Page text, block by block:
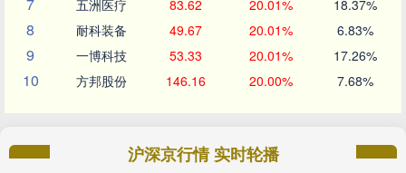
7 五洲医疗 83.62 20.01% 18.37%
8 耐科装备 49.67 20.01% 6.83%
9 一博科技 53.33 20.01% 17.26%
10 方邦股份 146.16 20.00% 7.68%
沪深京行情 实时轮播